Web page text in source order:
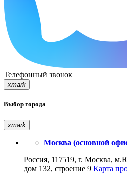
Телефонный звонок
xmark
Выбор города
xmark
Москва (основной
Россия, 117519, г. Москва,
дом 132, строение 9 Карта